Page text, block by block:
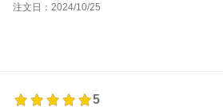
注文日：2024/10/25
5